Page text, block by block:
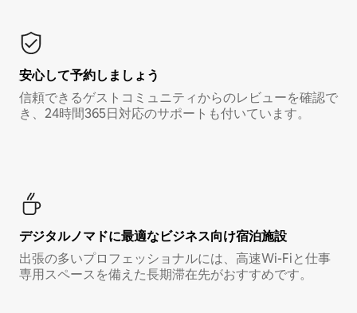
安心して予約しましょう
信頼できるゲストコミュニティからのレビューを確認で
き、24時間365日対応のサポートも付いています。
デジタルノマド⁠に最⁠適⁠なビ⁠ジ⁠ネ⁠ス⁠向⁠け宿⁠泊⁠施⁠設
出張の多いプロフェッショナルには、高速Wi-Fiと仕事
専用スペースを備えた長期滞在先がおすすめです。